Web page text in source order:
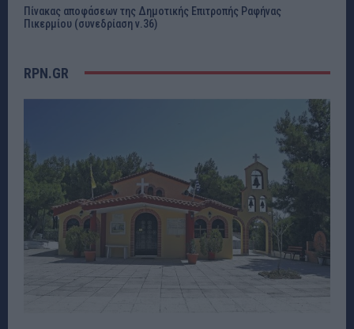
Πίνακας αποφάσεων της Δημοτικής Επιτροπής Ραφήνας
Πικερμίου (συνεδρίαση ν.36)
RPN.GR